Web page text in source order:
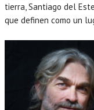
tierra, Santiago del
que definen como un